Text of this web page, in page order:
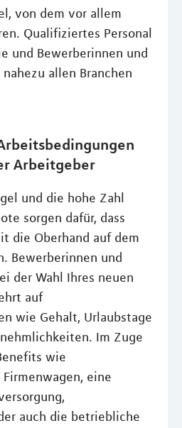
von dem vor allem
Qualifiziertes Personal
und Bewerberinnen und
allen Branchen
Arbeitgeber
und die hohe Zahl
sorgen dafür, dass
die Oberhand auf dem
Bewerberinnen und
der Wahl Ihres neuen
auf
wie Gehalt, Urlaubstage
Im Zuge
wie
eine
auch die betriebliche